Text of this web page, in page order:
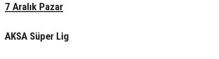
7 Aralık Pazar
AKSA Süper Lig